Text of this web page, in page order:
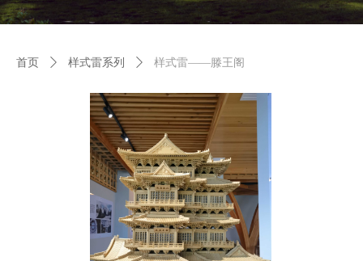
首页 ꄲ 样式雷系列 ꄲ 样式雷——滕王阁